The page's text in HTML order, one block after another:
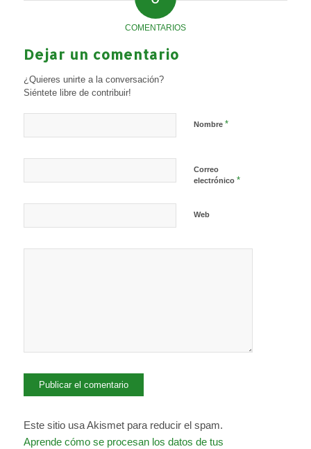
COMENTARIOS
Dejar un comentario
¿Quieres unirte a la conversación?
Siéntete libre de contribuir!
Nombre *
Correo
electrónico *
Web
Este sitio usa Akismet para reducir el spam.
Aprende cómo se procesan los datos de tus